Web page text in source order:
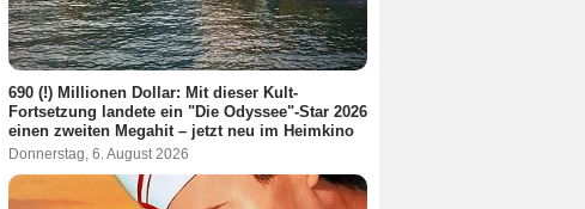
690 (!) Millionen Dollar: Mit dieser Kult-
Fortsetzung landete ein "Die Odyssee"-Star 2026
einen zweiten Megahit – jetzt neu im Heimkino
Donnerstag, 6. August 2026